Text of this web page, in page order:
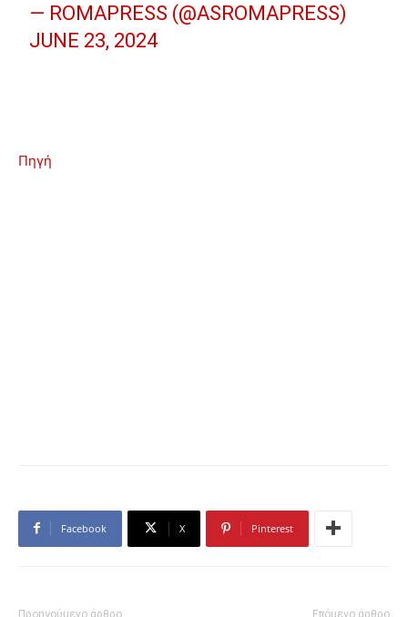
— ROMAPRESS (@ASROMAPRESS)
JUNE 23, 2024
Πηγή
Facebook X Pinterest
Προηγούμενο άρθρο Επόμενο άρθρο